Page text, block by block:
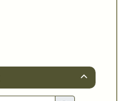
